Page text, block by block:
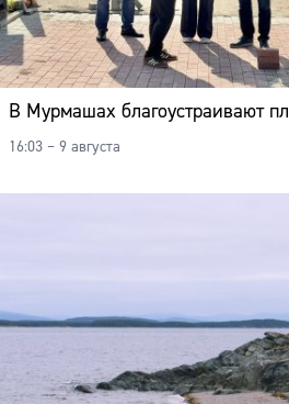
В Мурмашах благоустраивают
16:03 – 9 августа